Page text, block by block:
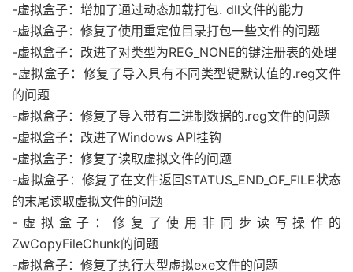
-虚拟盒子：增加了通过动态加载打包. dll文件的能力
-虚拟盒子：修复了使用重定位目录打包一些文件的问题
-虚拟盒子：改进了对类型为REG_NONE的键注册表的处理
-虚拟盒子：修复了导入具有不同类型键默认值的.reg文件
的问题
-虚拟盒子：修复了导入带有二进制数据的.reg文件的问题
-虚拟盒子：改进了Windows API挂钩
-虚拟盒子：修复了读取虚拟文件的问题
-虚拟盒子：修复了在文件返回STATUS_END_OF_FILE状态
的末尾读取虚拟文件的问题
-虚拟盒子：修复了使用非同步读写操作的
ZwCopyFileChunk的问题
-虚拟盒子：修复了执行大型虚拟exe文件的问题